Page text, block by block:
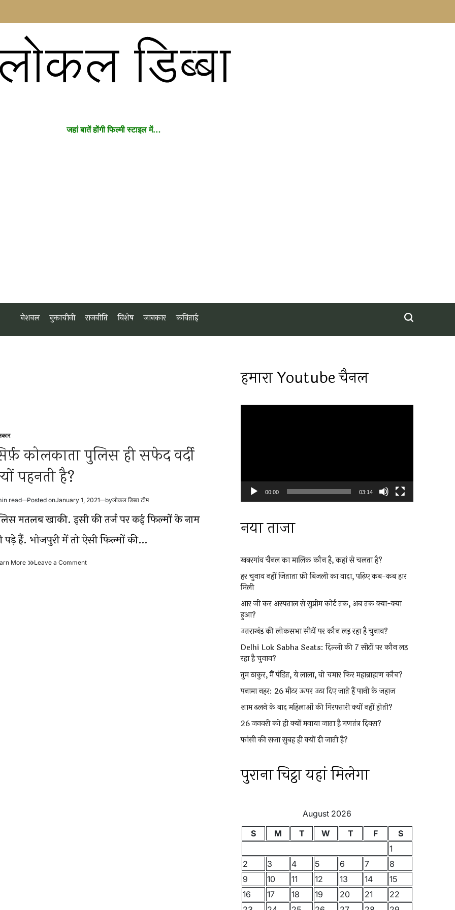
डिब्बा
जहां बातें होंगी फिल्मी स्टाइल में…
नेशनल नुक्ताचीनी राजनीति विशेष जानकार कविताई
कोलकाता पुलिस ही सफेद वर्दी
पहनती है?
read Posted onJanuary 1, 2021 byलोकल डिब्बा टीम
मतलब खाकी. इसी की तर्ज पर कई फिल्मों के नाम
पड़े हैं. भोजपुरी में तो ऐसी फिल्मों की…
More सिर्फ़Leave a Commenton
हमारा Youtube चैनल
00:00 03:14
नया ताजा
खबरगांव चैनल का मालिक कौन है, कहां से चलता है?
हर चुनाव नहीं जिताता फ्री बिजली का वादा, पढ़िए कब-कब हार
मिली
आर जी कर अस्पताल से सुप्रीम कोर्ट तक, अब तक क्या-क्या
हुआ?
उत्तराखंड की लोकसभा सीटों पर कौन लड़ रहा है चुनाव?
Delhi Lok Sabha Seats: दिल्ली की 7 सीटों पर कौन लड़
रहा है चुनाव?
तुम ठाकुर, मैं पंडित, ये लाला, वो चमार फिर महाब्राह्मण कौन?
पनामा नहर: 26 मीटर ऊपर उठा दिए जाते हैं पानी के जहाज
शाम ढलने के बाद महिलाओं की गिरफ्तारी क्यों नहीं होती?
26 जनवरी को ही क्यों मनाया जाता है गणतंत्र दिवस?
फांसी की सजा सुबह ही क्यों दी जाती है?
पुराना चिट्ठा यहां मिलेगा
August 2026
S
M T W T F
S
1
2
3 4 5 6 7
8
9
10 11 12 13 14
15
16
17 18 19 20 21
22